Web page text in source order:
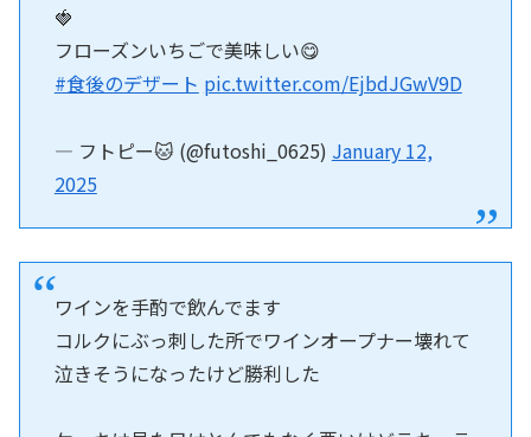
🍓
フローズンいちごで美味しい😋
#食後のデザート pic.twitter.com/EjbdJGwV9D
— フトピー🐱 (@futoshi_0625) January 12,
2025
ワインを手酌で飲んでます
コルクにぶっ刺した所でワインオープナー壊れて
泣きそうになったけど勝利した